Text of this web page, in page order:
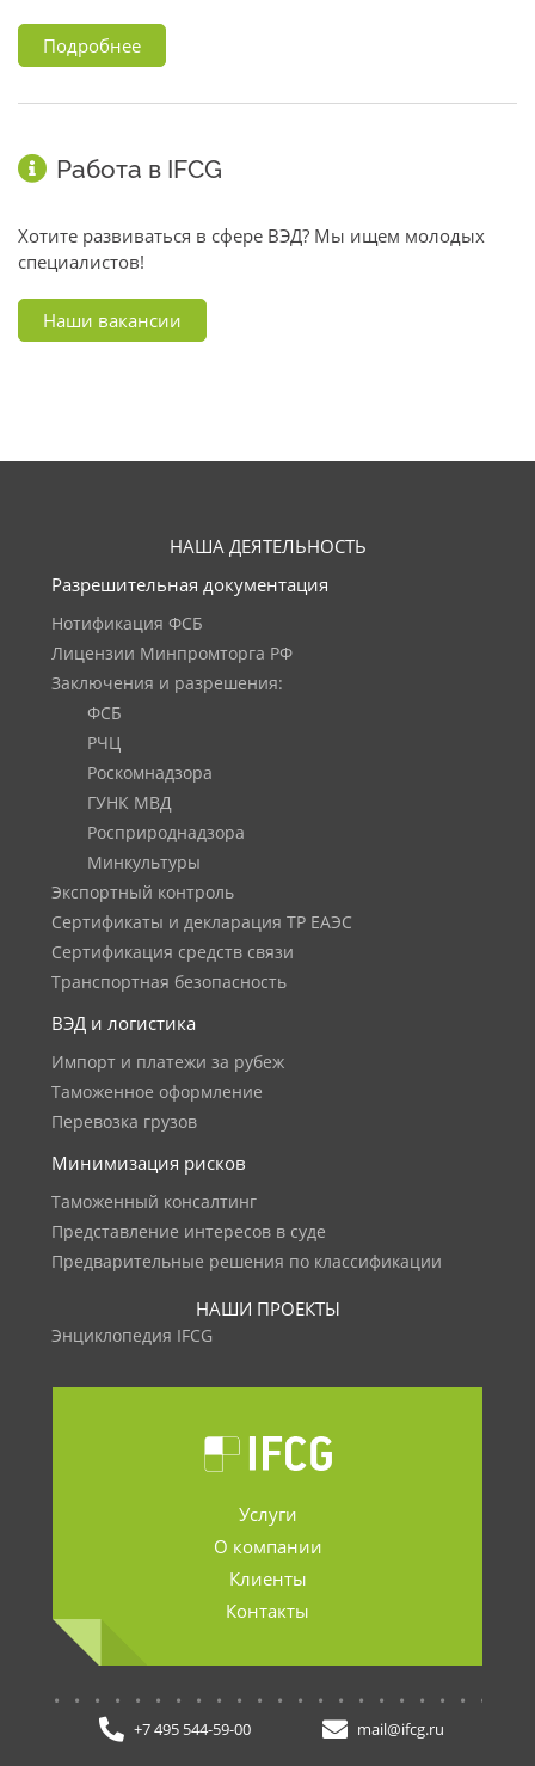
Подробнее
Работа в IFCG
Хотите развиваться в сфере ВЭД? Мы ищем молодых
специалистов!
Наши вакансии
НАША ДЕЯТЕЛЬНОСТЬ
Разрешительная документация
Нотификация ФСБ
Лицензии Минпромторга РФ
Заключения и разрешения:
ФСБ
РЧЦ
Роскомнадзора
ГУНК МВД
Росприроднадзора
Минкультуры
Экспортный контроль
Сертификаты и декларация ТР ЕАЭС
Сертификация средств связи
Транспортная безопасность
ВЭД и логистика
Импорт и платежи за рубеж
Таможенное оформление
Перевозка грузов
Минимизация рисков
Таможенный консалтинг
Представление интересов в суде
Предварительные решения по классификации
НАШИ ПРОЕКТЫ
Энциклопедия IFCG
Услуги
О компании
Клиенты
Контакты
+7 495 544-59-00 mail@ifcg.ru